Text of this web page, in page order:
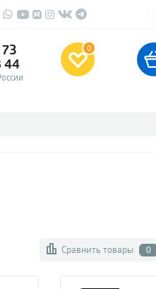
44
0
Сравнить товары 0